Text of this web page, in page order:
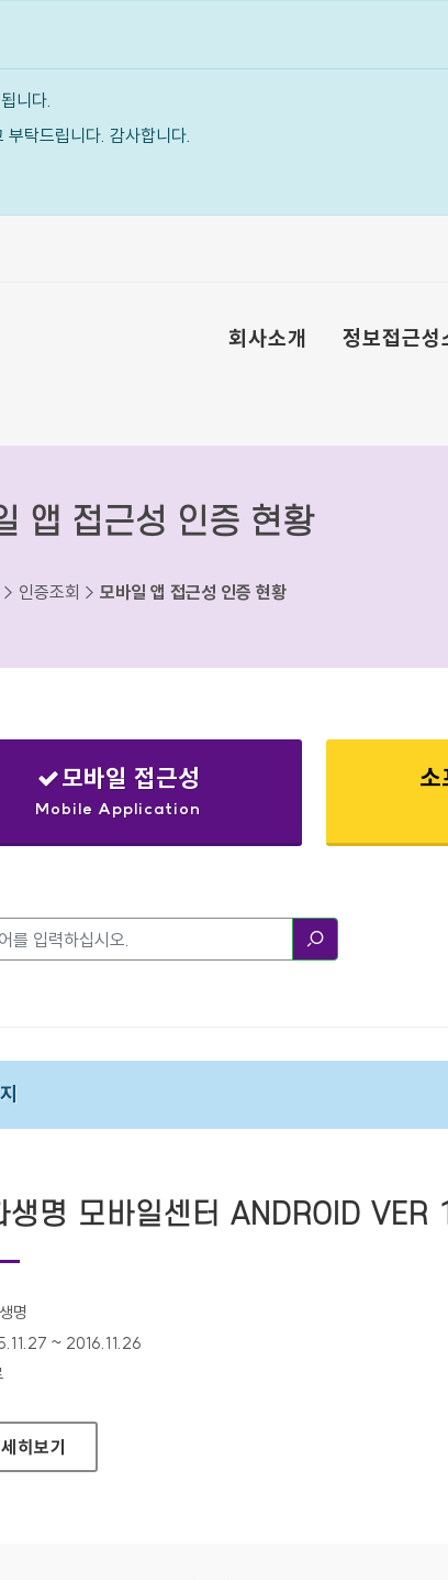
니다.
탁드립니다. 감사합니다.
회사소개 정보접근성
앱 접근성 인증 현황
인증조회 > 모바일 앱 접근성 인증 현황
모바일 접근성
Mobile Application
소
생명 모바일센터 ANDROID VER
:
명
간 :
~ 2016.11.26
생명 모바일센터 ANDROID VER 1.0
히보기